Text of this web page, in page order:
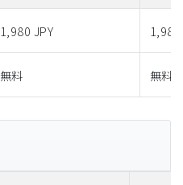
1,980 JPY 1,980
無料 無料